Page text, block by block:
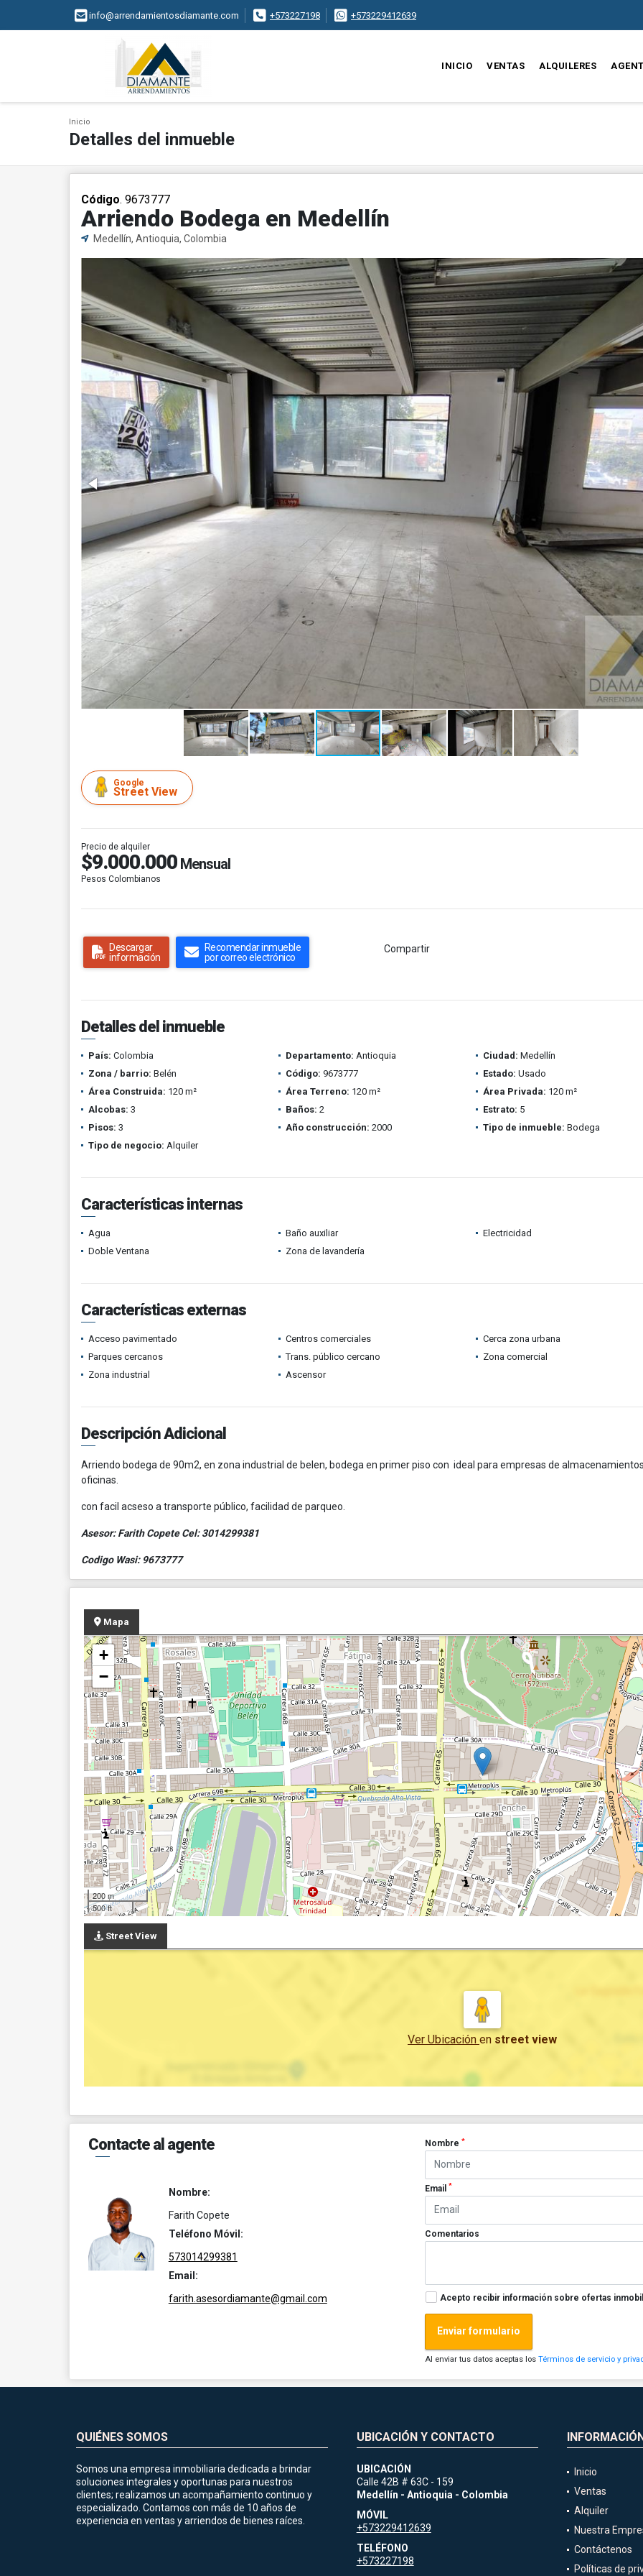
info@arrendamientosdiamante.com +573227198 +573229412639
INICIO VENTAS ALQUILERES
Inicio
Detalles del inmueble
Código. 9673777
Arriendo Bodega en Medellín
Medellín, Antioquia, Colombia
Google
Street View
Precio de alquiler
$9.000.000 Mensual
Pesos Colombianos
Descargar
información
Recomendar inmueble
por correo electrónico
Compartir
Detalles del inmueble
País: Colombia Departamento: Antioquia Ciudad: Medellín
Zona / barrio: Belén Código: 9673777 Estado: Usado
Área Construida: 120 m² Área Terreno: 120 m² Área Privada: 120 m²
Alcobas: 3 Baños: 2 Estrato: 5
Pisos: 3 Año construcción: 2000 Tipo de inmueble: Bodega
Tipo de negocio: Alquiler
Características internas
Agua Baño auxiliar
Electricidad
Doble Ventana
Zona de lavandería
Características externas
Acceso pavimentado Centros comerciales
Cerca zona urbana
Parques cercanos
Trans. público cercano
Zona comercial
Zona industrial
Ascensor
Descripción Adicional
Arriendo bodega de 90m2, en zona industrial de belen, bodega en primer piso con ideal para empresas de
oficinas.
con facil acseso a transporte público, facilidad de parqueo.
Asesor: Farith Copete Cel: 3014299381
Codigo Wasi: 9673777
Mapa
+
−
200 m
500 ft
Street View
Ver Ubicación en street view
Contacte al agente
Nombre:
Farith Copete
Teléfono Móvil:
573014299381
Email:
farith.asesordiamante@gmail.com
Nombre*
Email*
Comentarios
Acepto recibir información sobre ofertas
Enviar formulario
Al enviar tus datos aceptas losTérminos de servicio y
QUIÉNES SOMOS
Somos una empresa inmobiliaria dedicada a brindar
soluciones integrales y oportunas para nuestros
clientes; realizamos un acompañamiento continuo y
especializado. Contamos con más de 10 años de
experiencia en ventas y arriendos de bienes raíces.
UBICACIÓN Y CONTACTO
UBICACIÓN
Calle 42B # 63C - 159
Medellín - Antioquia - Colombia
MÓVIL
+573229412639
TELÉFONO
+573227198
Inicio
Ventas
Alquiler
Nuestra
Contáctenos
Políticas de